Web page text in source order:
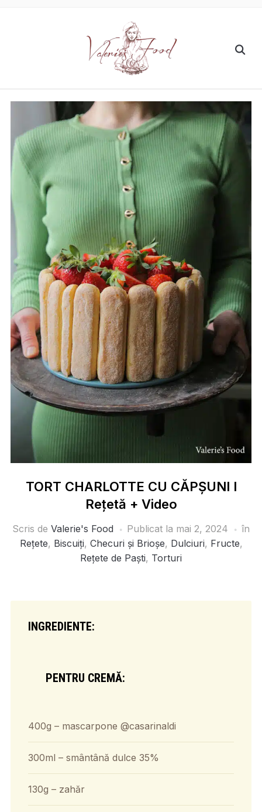
TORT CHARLOTTE CU CĂPȘUNI I
Rețetă + Video
Scris de Valerie's Food Publicat la mai 2, 2024
în
Rețete, Biscuiți, Checuri și Brioșe, Dulciuri, Fructe,
Rețete de Paști, Torturi
INGREDIENTE:
PENTRU CREMĂ:
400g – mascarpone @casarinaldi
300ml – smântână dulce 35%
130g – zahăr